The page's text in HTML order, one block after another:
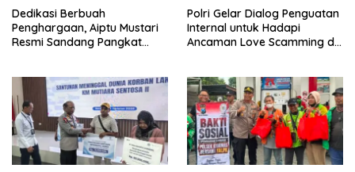
Dedikasi Berbuah
Penghargaan, Aiptu Mustari
Resmi Sandang Pangkat
Polri Gelar Dialog Penguatan
Internal untuk Hadapi
Ancaman Love Scamming di